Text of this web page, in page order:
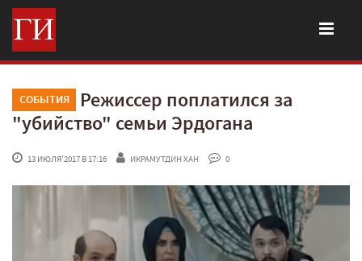
СОБЫТИЯ
Режиссер поплатился за
"убийство" семьи Эрдогана
13 ИЮЛЯ'2017 В 17:16 ИКРАМУТДИН ХАН 0